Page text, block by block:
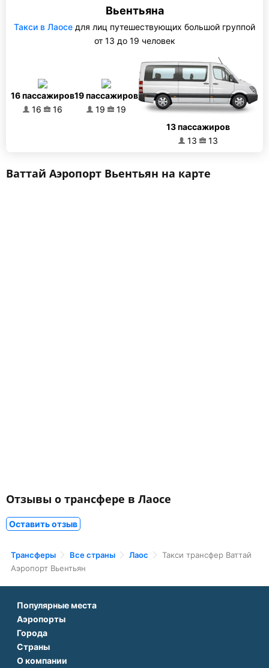
Вьентьяна
Такси в Лаосе для лиц путешествующих большой группой
от 13 до 19 человек
16 пассажиров
16
16
19 пассажиров
19
19
13 пассажиров
13
13
Ваттай Аэропорт Вьентьян на карте
Отзывы о трансфере в Лаосе
Оставить отзыв
Трансферы Все страны Лаос
Такси трансфер Ваттай
Аэропорт Вьентьян
Популярные места
Аэропорт Подгорицы
Аэропорт Белграда
Аэропорт Дубая
Аэропорты
Аэропорт Антальи
Аэропорт Тбилиси
Города
Трансфер в Париже
Страны
Трансфер во Франции
О компании